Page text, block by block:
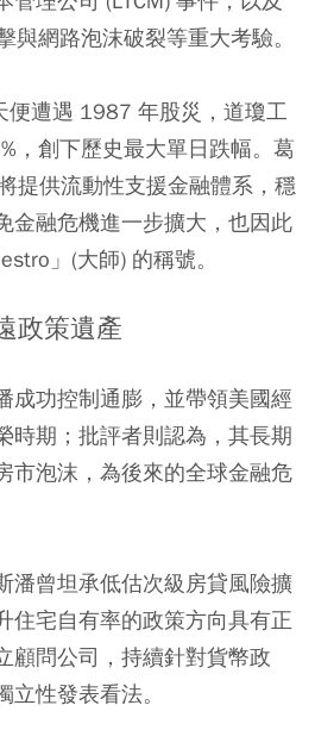
網路泡沫破裂等重大考驗。
便遭遇 1987 年股災，道瓊工
，創下歷史最大單日跌幅。葛
提供流動性支援金融體系，穩
金融危機進一步擴大，也因此
」(大師) 的稱號。
政策遺產
成功控制通膨，並帶領美國經
時期；批評者則認為，其長期
市泡沫，為後來的全球金融危
潘曾坦承低估次級房貸風險擴
住宅自有率的政策方向具有正
顧問公司，持續針對貨幣政
性發表看法。